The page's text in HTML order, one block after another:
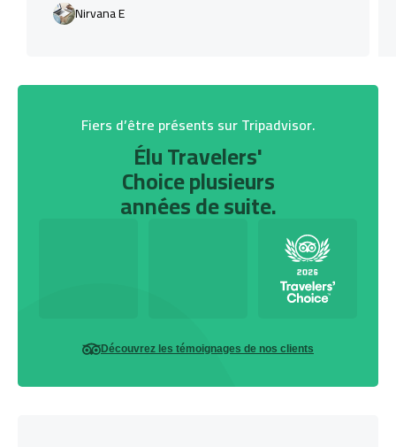
Nirvana E
Fiers d’être présents sur Tripadvisor.
Élu Travelers'
Choice plusieurs
années de suite.
Découvrez les témoignages de nos clients